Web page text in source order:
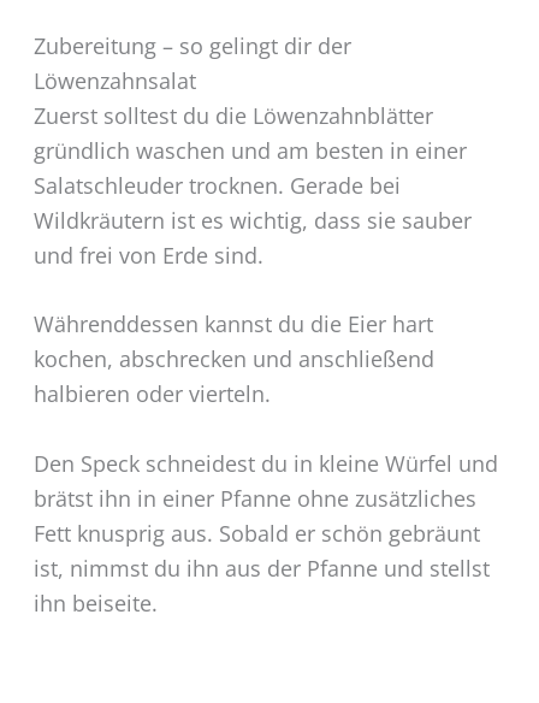
Zubereitung – so gelingt dir der
Löwenzahnsalat
Zuerst solltest du die Löwenzahnblätter
gründlich waschen und am besten in einer
Salatschleuder trocknen. Gerade bei
Wildkräutern ist es wichtig, dass sie sauber
und frei von Erde sind.
Währenddessen kannst du die Eier hart
kochen, abschrecken und anschließend
halbieren oder vierteln.
Den Speck schneidest du in kleine Würfel und
brätst ihn in einer Pfanne ohne zusätzliches
Fett knusprig aus. Sobald er schön gebräunt
ist, nimmst du ihn aus der Pfanne und stellst
ihn beiseite.